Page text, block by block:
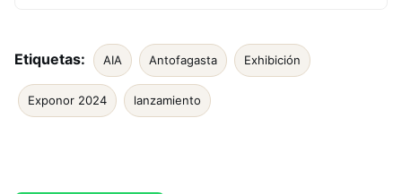
Etiquetas: AIA Antofagasta Exhibición
Exponor 2024 lanzamiento